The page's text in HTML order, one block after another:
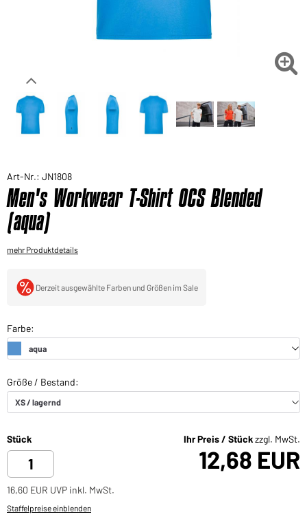
Sie möchten gerne für Ihren privaten Bedarf

Art-Nr.: JN1808
Men's Workwear T-Shirt OCS Blended
(aqua)
mehr Produktdetails
Derzeit ausgewählte Farben und Größen im Sale
Stück Ihr Preis / Stückzzgl. MwSt.
12,68 EUR
16,60 EUR UVP inkl. MwSt.
Staffelpreise einblenden